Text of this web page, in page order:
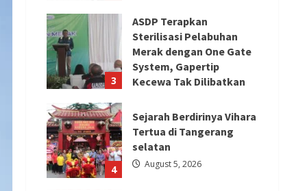
3
ASDP Terapkan
Sterilisasi Pelabuhan
Merak dengan One Gate
System, Gapertip
Kecewa Tak Dilibatkan
4
Sejarah Berdirinya Vihara
Tertua di Tangerang
selatan
August 5, 2026